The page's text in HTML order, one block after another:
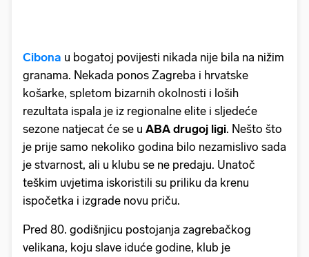
Cibona u bogatoj povijesti nikada nije bila na nižim
granama. Nekada ponos Zagreba i hrvatske
košarke, spletom bizarnih okolnosti i loših
rezultata ispala je iz regionalne elite i sljedeće
sezone natjecat će se u ABA drugoj ligi. Nešto što
je prije samo nekoliko godina bilo nezamislivo sada
je stvarnost, ali u klubu se ne predaju. Unatoč
teškim uvjetima iskoristili su priliku da krenu
ispočetka i izgrade novu priču.
Pred 80. godišnjicu postojanja zagrebačkog
velikana, koju slave iduće godine, klub je